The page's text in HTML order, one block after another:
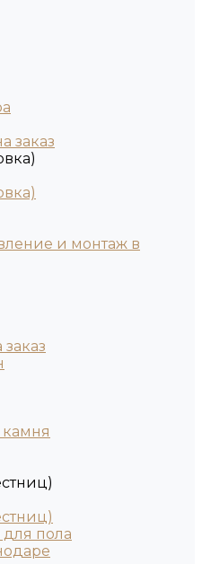
заказ
и монтаж в
камня
пола